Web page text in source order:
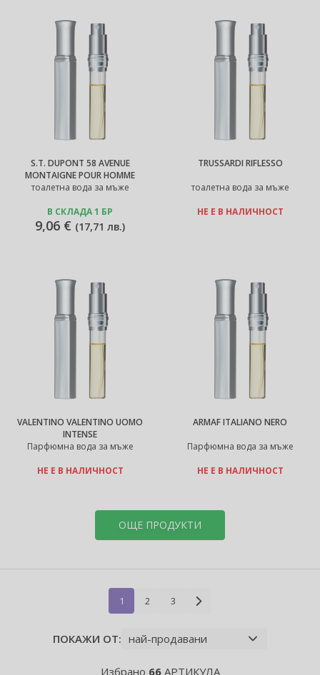
S.T. DUPONT 58 AVENUE
MONTAIGNE POUR HOMME
тоалетна вода за мъже
В СКЛАДА 1 БР
9,06 € (17,71 лв.)
TRUSSARDI RIFLESSO
тоалетна вода за мъже
НЕ Е В НАЛИЧНОСТ
VALENTINO VALENTINO UOMO
INTENSE
Парфюмна вода за мъже
НЕ Е В НАЛИЧНОСТ
ARMAF ITALIANO NERO
Парфюмна вода за мъже
НЕ Е В НАЛИЧНОСТ
ОЩЕ ПРОДУКТИ
1 2 3
ПОКАЖИ ОТ:
Избрано 66АРТИКУЛА